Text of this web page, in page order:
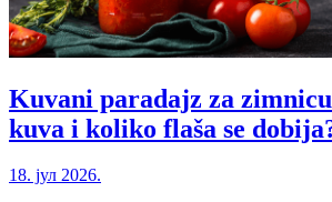
Kuvani paradajz za
kuva i koliko flaša se
18. јул 2026.